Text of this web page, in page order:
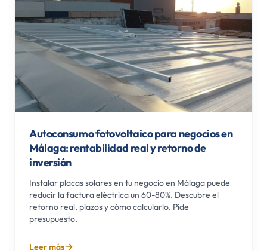
Autoconsumo fotovoltaico para negocios en
Málaga: rentabilidad real y retorno de
inversión
Instalar placas solares en tu negocio en Málaga puede
reducir la factura eléctrica un 60-80%. Descubre el
retorno real, plazos y cómo calcularlo. Pide
presupuesto.
Leer más